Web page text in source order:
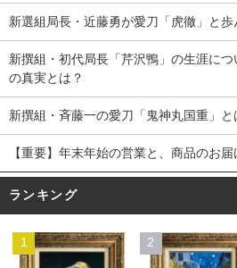
新選組局長・近藤勇が愛刀「虎徹」と歩
新撰組・初代局長「芹沢鴨」の生涯に
の真実とは？
新撰組・斉藤一の愛刀「鬼神丸国重」と
【重要】年末年始の営業と、商品のお
ランキング
1 2